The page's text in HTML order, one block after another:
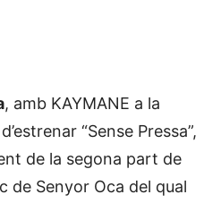
, amb KAYMANE a la
“Sense Pressa”,
de la segona part de
de Senyor Oca del qual